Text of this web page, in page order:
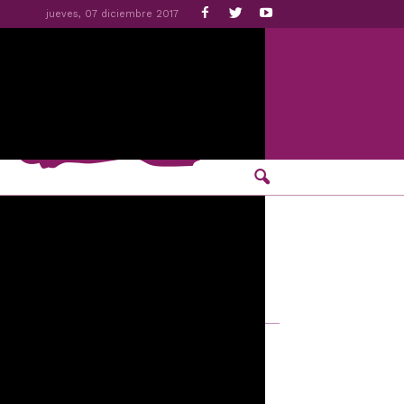
jueves, 07 diciembre 2017